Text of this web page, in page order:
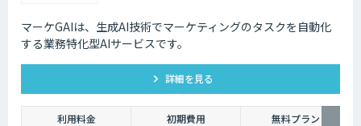
マーケGAIは、生成AI技術でマーケティングのタスクを自動化
する業務特化型AIサービスです。
詳細を見る
利用料金 初期費用
無料プラン